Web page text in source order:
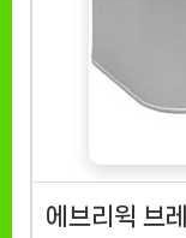
에브리윅 브